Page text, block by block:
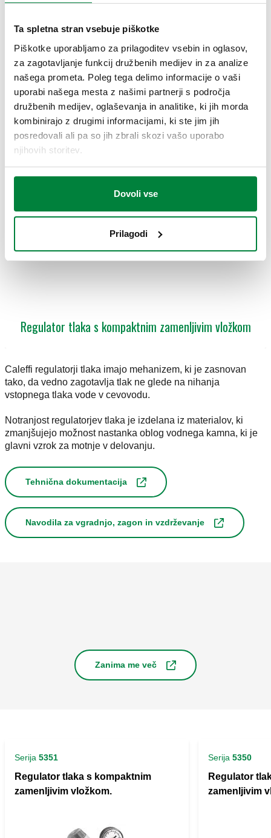
Ta spletna stran vsebuje piškotke
Piškotke uporabljamo za prilagoditev vsebin in oglasov,
za zagotavljanje funkcij družbenih medijev in za analize
našega prometa. Poleg tega delimo informacije o vaši
uporabi našega mesta z našimi partnerji s področja
družbenih medijev, oglaševanja in analitike, ki jih morda
kombinirajo z drugimi informacijami, ki ste jim jih
posredovali ali pa so jih zbrali skozi vašo uporabo
njihovih storitev.
Dovoli vse
Prilagodi
Video prikaz delovanja in tehnična
dokumentacija
ZAŠČITITE VODOVODNE NAPRAVE PRED VISOKIM
TLAKOM
Regulator tlaka
Regulator tlaka s kompaktnim zamenljivim vložkom
Caleffi regulatorji tlaka imajo mehanizem, ki je zasnovan
tako, da vedno zagotavlja tlak ne glede na nihanja
vstopnega tlaka vode v cevovodu.
Notranjost regulatorjev tlaka je izdelana iz materialov, ki
zmanjšujejo možnost nastanka oblog vodnega kamna, ki je
glavni vzrok za motnje v delovanju.
Tehnična dokumentacija
Navodila za vgradnjo, zagon in vzdrževanje
Zanima me več
Serija 5351
Regulator tlaka s kompaktnim
zamenljivim vložkom.
Serija 5350
Regulator
zamenljivim